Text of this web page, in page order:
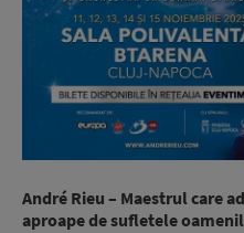
André Rieu – Maestrul care
aproape de sufletele